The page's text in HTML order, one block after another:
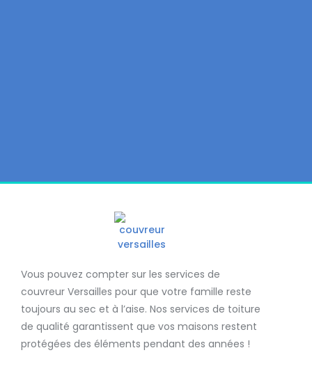
Vous pouvez compter sur les services de
couvreur Versailles pour que votre famille reste
toujours au sec et à l’aise. Nos services de toiture
de qualité garantissent que vos maisons restent
protégées des éléments pendant des années !